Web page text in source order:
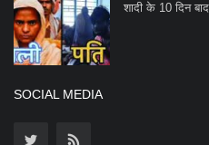
शादी के 10 दिन
SOCIAL MEDIA